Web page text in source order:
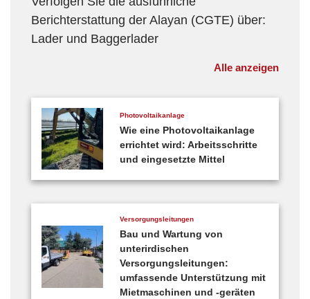
Alle anzeigen
Berichterstattung der Alayan (CGTE) über:
Lader und Baggerlader
Photovoltaikanlage
Wie eine Photovoltaikanlage
errichtet wird: Arbeitsschritte
und eingesetzte Mittel
Versorgungsleitungen
Bau und Wartung von
unterirdischen
Versorgungsleitungen:
umfassende Unterstützung mit
Mietmaschinen und -geräten